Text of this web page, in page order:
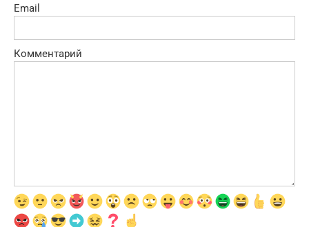
Email
Комментарий